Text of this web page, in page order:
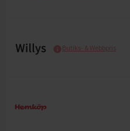
Butiks- & Webbpris